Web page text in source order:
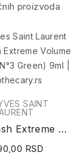
proizvoda
SAINT
Lash Clash Extreme Volume Mascara (N°3 Green) 9ml
RSD